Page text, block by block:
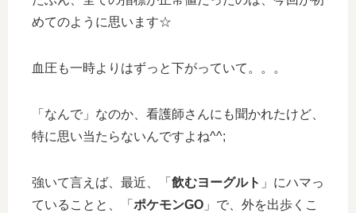
めてのように思います☆
血圧も一時よりはずっと下がっていて。。。
「なんで」なのか、看護師さんにも聞かれたけど、
特に思い当たらないんですよね^^;
強いて言えば、最近、「 飲むヨーグルト 」にハマっ
ていることと、「 ポケモンGO 」で、外を出歩くこ